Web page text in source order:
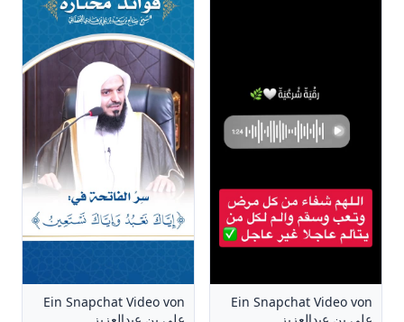
Ein Snapchat Video von
Ein Snapchat Video von
علي بن عبدالعزيز